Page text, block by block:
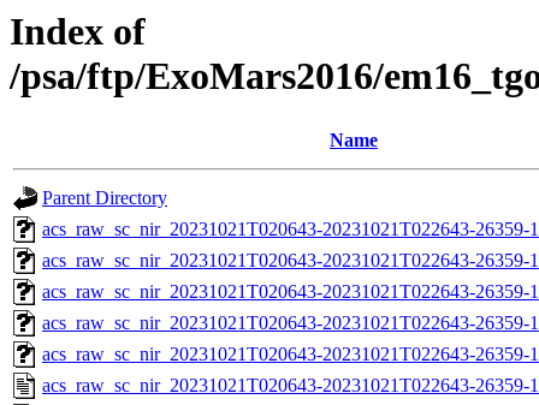
Index of
/psa/ftp/ExoMars2016/
Name
Parent Directory
acs_raw_sc_nir_20231021T020643-20231021T022643-
acs_raw_sc_nir_20231021T020643-20231021T022643-26359-
acs_raw_sc_nir_20231021T020643-20231021T022643-26359-
acs_raw_sc_nir_20231021T020643-20231021T022643-26359-
acs_raw_sc_nir_20231021T020643-20231021T022643-26359-
acs_raw_sc_nir_20231021T020643-20231021T022643-26359-